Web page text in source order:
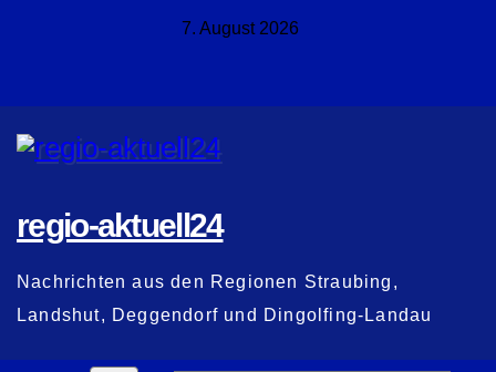
7. August 2026
regio-aktuell24
Nachrichten aus den Regionen Straubing,
Landshut, Deggendorf und Dingolfing-Landau